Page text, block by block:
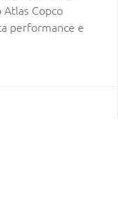
Copco
performance e